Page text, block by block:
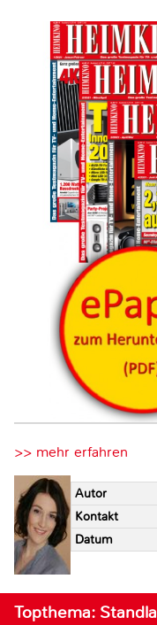
>> mehr erfahren
Autor
Kontakt
Datum
Topthema: